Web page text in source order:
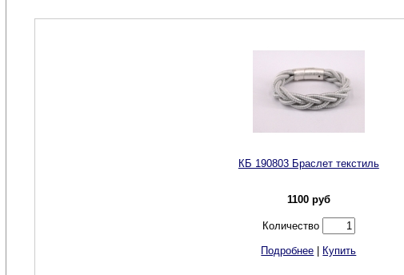
КБ 190803 Браслет текстиль
1100руб
Количество
Подробнее Купить